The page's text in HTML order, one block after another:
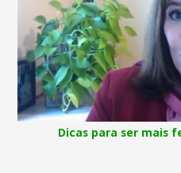
Dicas para ser mais